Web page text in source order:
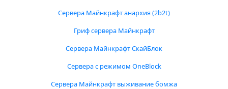
Сервера Майнкрафт анархия (2b2t)
Гриф сервера Майнкрафт
Сервера Майнкрафт СкайБлок
Сервера с режимом OneBlock
Сервера Майнкрафт выживание бомжа